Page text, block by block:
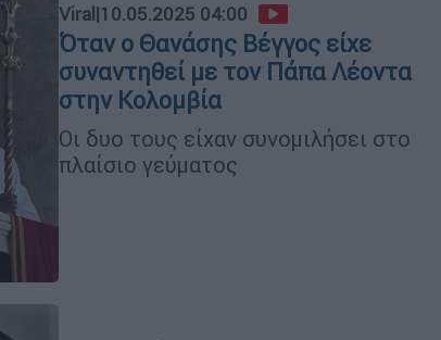
Viral |10.05.2025 04:00
Όταν ο Θανάσης Βέγγος είχε
συναντηθεί με τον Πάπα Λέοντα
στην Κολομβία
Οι δυο τους είχαν συνομιλήσει στο
πλαίσιο γεύματος